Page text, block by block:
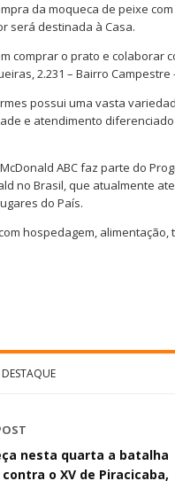
da moqueca de peixe
será destinada à Casa.
comprar o prato e colaborar
2.231 – Bairro Campestre
possui uma vasta
e atendimento
ABC faz parte do
no Brasil, que atualmente
do País.
hospedagem,
DESTAQUE
nesta quarta a batalha
o XV de Piracicaba,